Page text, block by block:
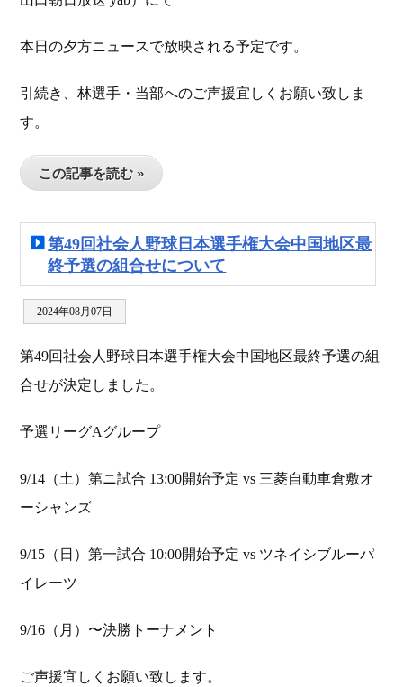
本日の夕方ニュースで放映される予定です。
引続き、林選手・当部へのご声援宜しくお願い致しま
す。
この記事を読む »
第49回社会人野球日本選手権大会中国地区最
終予選の組合せについて
2024年08月07日
第49回社会人野球日本選手権大会中国地区最終予選の組
合せが決定しました。
予選リーグAグループ
9/14（土）第ニ試合 13:00開始予定 vs 三菱自動車倉敷オ
ーシャンズ
9/15（日）第一試合 10:00開始予定 vs ツネイシブルーパ
イレーツ
9/16（月）〜決勝トーナメント
ご声援宜しくお願い致します。